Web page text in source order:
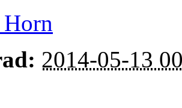
Horn
2014-05-13